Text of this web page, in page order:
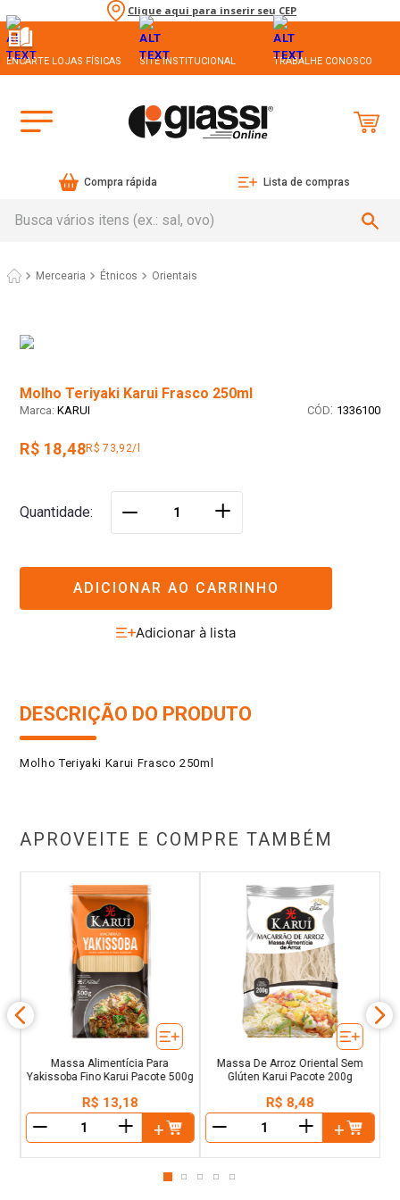
Clique aqui para inserir seu CEP
ENCARTE LOJAS FÍSICAS SITE INSTITUCIONAL TRABALHE CONOSCO
Compra rápida Lista de compras
Mercearia Étnicos Orientais
Molho Teriyaki Karui Frasco 250ml
KARUI : 1336100
R$ 18,48R$ 73,92/l
Quantidade ＋
ADICIONAR AO CARRINHO
DESCRIÇÃO DO PRODUTO
Molho Teriyaki Karui Frasco 250ml
APROVEITE E COMPRE TAMBÉM
Massa Alimentícia Para
Yakissoba Fino Karui Pacote 500g
R$ 13,18
＋
Massa De Arroz Oriental Sem
Glúten Karui Pacote 200g
R$ 8,48
＋